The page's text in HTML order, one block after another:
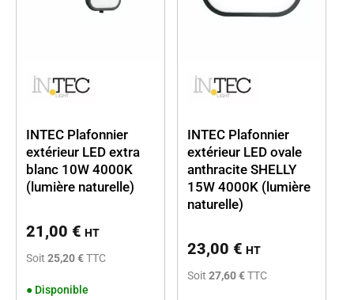
INTEC Plafonnier
extérieur LED extra
blanc 10W 4000K
(lumière naturelle)
21,00 € HT
Soit 25,20 €TTC
● Disponible
INTEC Plafonnier
extérieur LED ovale
anthracite SHELLY
15W 4000K (lumière
naturelle)
23,00 € HT
Soit 27,60 €TTC